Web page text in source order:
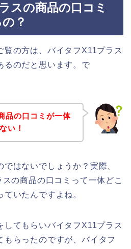
スの商品の口コミ
？
覧の方は、バイタフX11プラス
るのだと思います。で
品の口コミが一体
い！
はないでしょうか？実際、
の商品の口コミって一体どこ
いたんですよね。
してもらいバイタフX11プラス
もらったのですが、バイタフ